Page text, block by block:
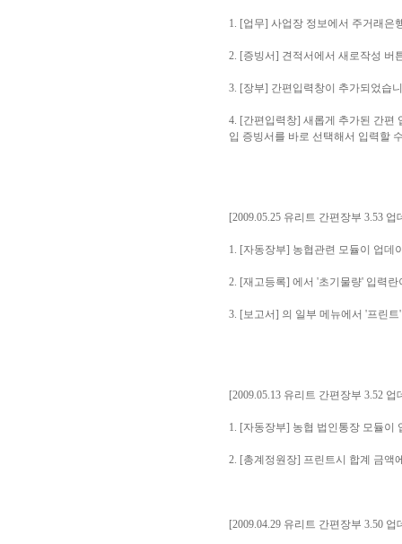
1. [업무] 사업장 정보에서 주거래은
2. [증빙서] 견적서에서 새로작성 버
3. [장부] 간편입력창이 추가되었습
4. [간편입력창] 새롭게 추가된 간편
입 증빙서를 바로 선택해서 입력할
[2009.05.25 유리트 간편장부 3.53 업
1. [자동장부] 농협관련 모듈이 업데
2. [재고등록] 에서 '초기물량' 입력
3. [보고서] 의 일부 메뉴에서 '프린
[2009.05.13 유리트 간편장부 3.52 업
1. [자동장부] 농협 법인통장 모듈이
2. [총계정원장] 프린트시 합계 금액
[2009.04.29 유리트 간편장부 3.50 업